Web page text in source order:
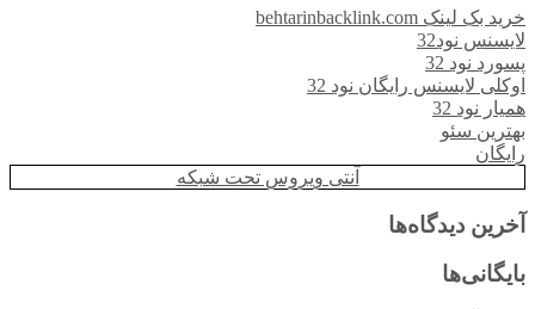
خرید بک لینک behtarinbacklink.com
لایسنس نود32
پسورد نود 32
اوکلی لایسنس رایگان نود 32
همیار نود 32
بهترین سئو
رایگان
آنتی ویروس تحت شبکه
آخرین دیدگاه‌ها
بایگانی‌ها